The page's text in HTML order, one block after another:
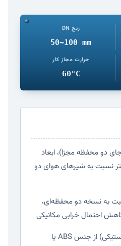
رنج DN
50~100 mm
حرارت مجاز کار
60°C
دو محفظه مجزا)، ابعاد
نسبت به شیرهای هوای دو
به نسخه دو محفظه‌ای،
احتمال خرابی مکانیکی
قسمت داخلی (گوی لاستیکی) از جنس ABS یا